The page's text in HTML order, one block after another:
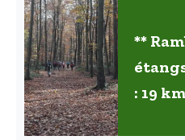
**
: 19 km